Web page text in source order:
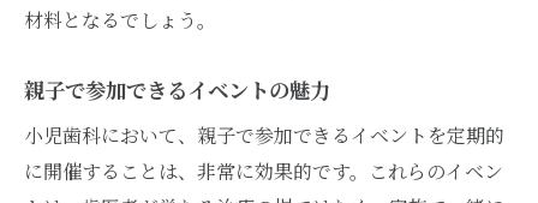
材料となるでしょう。
親子で参加できるイベントの魅力
小児歯科において、親子で参加できるイベントを定期的
に開催することは、非常に効果的です。これらのイベン